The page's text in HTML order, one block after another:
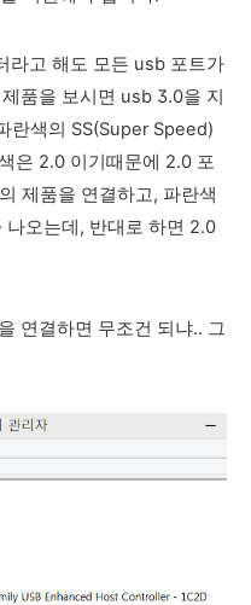
라고 해도 모든 usb 포트가
품을 보시면 usb 3.0을 지
란색의 SS(Super Speed)
은 2.0 이기때문에 2.0 포
제품을 연결하고, 파란색
오는데, 반대로 하면 2.0
연결하면 무조건 되냐.. 그